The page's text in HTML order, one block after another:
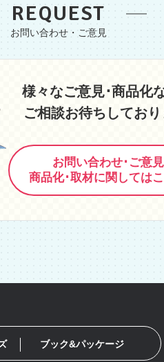
REQUEST
様々なご意見･商品化
ご相談お待ちしてお
お問い合わせ･ご意見
商品化･取材に関しては
ブック&パッケージ